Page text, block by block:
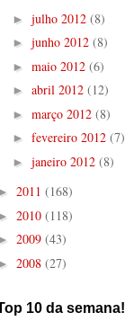
► julho 2012 (8)
► junho 2012 (8)
► maio 2012 (6)
► abril 2012 (12)
► março 2012 (8)
► fevereiro 2012 (7)
► janeiro 2012 (8)
2011 (168)
2010 (118)
2009 (43)
2008 (27)
10 da semana!